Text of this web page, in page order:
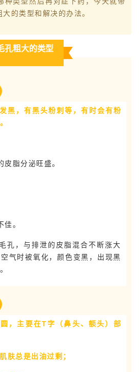
的类型和解决的办法。
孔粗大的类型
黑，有黑头粉刺等，有时会有粉
脂分泌旺盛。
。
孔，与排泄的皮脂混合不断涨大
气时被氧化，颜色变黑，出现黑
，主要在T字（鼻头、额头）部
肤总是出油过剩；